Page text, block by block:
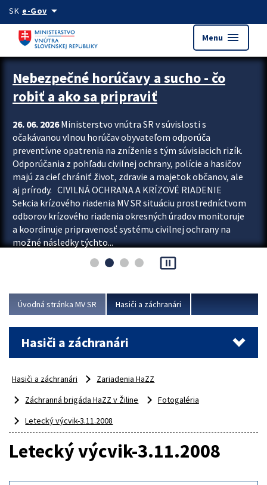
Preskocit na hlavný obsah
SK e-Govarrow_drop_down
Menu menu
Zastavit automatický posun upútavok
Nebezpečné horúčavy a sucho - čo
robiť a ako sa pripraviť
26. 06. 2026Ministerstvo vnútra SR v súvislosti s
očakávanou vlnou horúčav obyvateľom odporúča
preventívne opatrenia na zníženie s tým súvisiacich rizík.
Odporúčania z pohľadu civilnej ochrany, polície a hasičov
majú za cieľ chrániť život, zdravie a majetok občanov, ale
aj prírody. CIVILNÁ OCHRANA A KRÍZOVÉ RIADENIE
Sekcia krízového riadenia MV SR situáciu prostredníctvom
odborov krízového riadenia okresných úradov monitoruje
a koordinuje pripravenosť systému civilnej ochrany na
možné následky týchto...
pause_presentation
Úvodná stránka MV SR Hasiči a záchranári
Hasiči a záchranári
Hasiči a záchranári
Zariadenia HaZZ
Záchranná brigáda HaZZ v Žiline
Fotogaléria
Letecký výcvik-3.11.2008
Letecký výcvik-3.11.2008